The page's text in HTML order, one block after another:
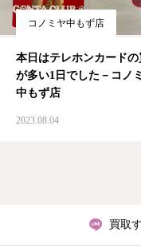
コノミヤ中もず店
本日はテレホンカードの
が多い1日でした－コノ
中もず店
2023.08.04
買取